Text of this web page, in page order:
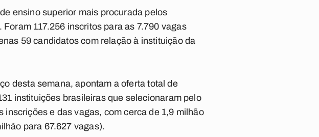
de ensino superior mais procurada pelos
Foram 117.256 inscritos para as 7.790 vagas
59 candidatos com relação à instituição da
desta semana, apontam a oferta total de
instituições brasileiras que selecionaram pelo
e das vagas, com cerca de 1,9 milhão
para 67.627 vagas).